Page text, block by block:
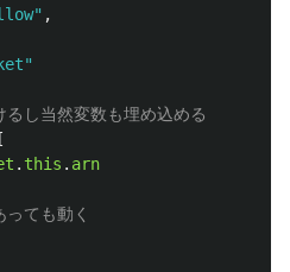
,
し当然変数も埋め込める
[
. this . arn
ても動く